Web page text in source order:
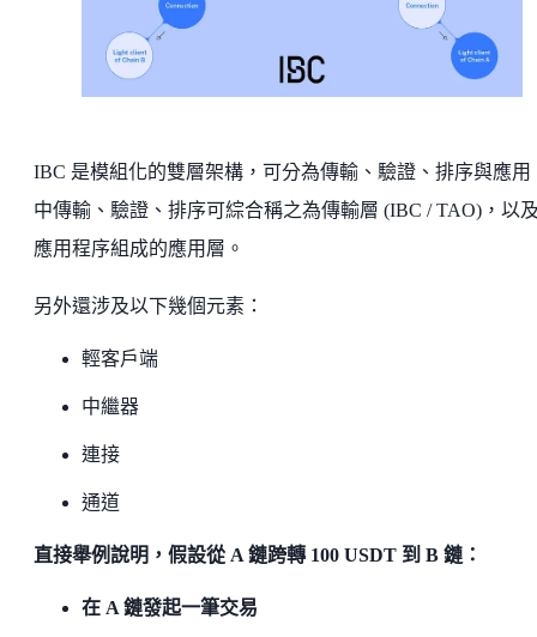
IBC 是模組化的雙層架構，可分為傳輸、驗證、排序與應用
中傳輸、驗證、排序可綜合稱之為傳輸層 (IBC / TAO)，以
應用程序組成的應用層。
另外還涉及以下幾個元素：
輕客戶端
中繼器
連接
通道
直接舉例說明，假設從 A 鏈跨轉 100 USDT 到 B 鏈：
在 A 鏈發起一筆交易